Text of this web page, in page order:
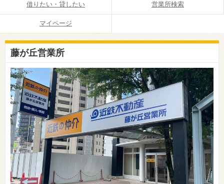
借りたい・貸したい 営業所検索
マイページ
藤が丘営業所